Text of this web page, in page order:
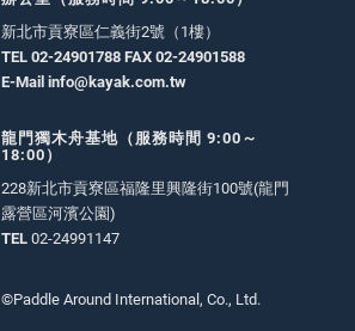
新北市貢寮區仁義街2號（1樓）
TEL 02-24901788 FAX 02-24901588
E-Mail info@kayak.com.tw
龍門獨木舟基地（服務時間 9:00～
18:00）
228新北市貢寮區福隆里興隆街100號(龍門
露營區河濱公園)
TEL 02-24991147
©Paddle Around International, Co., Ltd.